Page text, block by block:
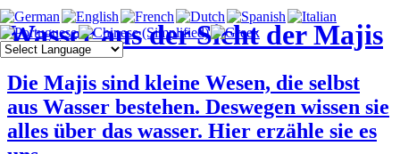
Wasser aus der Sicht der Majis
Die Majis sind kleine Wesen, die selbst
aus Wasser bestehen. Deswegen wissen sie
alles über das wasser. Hier erzähle sie es